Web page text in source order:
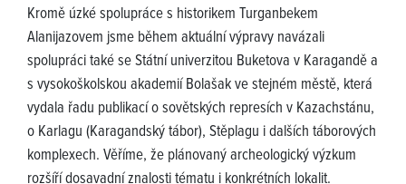
Kromě úzké spolupráce s historikem Turganbekem
Alanijazovem jsme během aktuální výpravy navázali
spolupráci také se Státní univerzitou Buketova v Karagandě a
s vysokoškolskou akademií Bolašak ve stejném městě, která
vydala řadu publikací o sovětských represích v Kazachstánu,
o Karlagu (Karagandský tábor), Stěplagu i dalších táborových
komplexech. Věříme, že plánovaný archeologický výzkum
rozšíří dosavadní znalosti tématu i konkrétních lokalit.